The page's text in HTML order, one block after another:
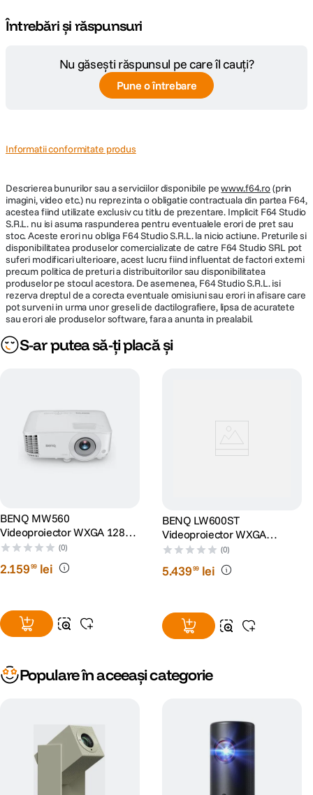
Fiti organizat, totul pe un singur
Întrebări și răspunsuri
Nu găsești răspunsul pe care îl cauți?
Pune o întrebare
Informatii conformitate produs
Descrierea bunurilor sau a serviciilor disponibile pewww.f64.ro(prin
imagini, video etc.) nu reprezinta o obligatie contractuala din partea F64,
acestea fiind utilizate exclusiv cu titlu de prezentare. Implicit F64 Studio
S.R.L. nu isi asuma raspunderea pentru eventualele erori de pret sau
stoc. Aceste erori nu obliga F64 Studio S.R.L. la nicio actiune. Preturile si
disponibilitatea produselor comercializate de catre F64 Studio SRL pot
suferi modificari ulterioare, acest lucru fiind influentat de factori externi
precum politica de preturi a distribuitorilor sau disponibilitatea
produselor pe stocul acestora. De asemenea, F64 Studio S.R.L. isi
rezerva dreptul de a corecta eventuale omisiuni sau erori in afisare care
pot surveni in urma unor greseli de dactilografiere, lipsa de acuratete
sau erori ale produselor software, fara a anunta in prealabil.
S-ar putea să-ți placă și
BENQ MW560
Videoproiector WXGA 1280 x
800 4000 ANSI lumeni DLP
(0)
2.15999 lei
BENQ LW600ST
Videoproiector WXGA
1280x800 2800 lumeni Boxe
10W Negru
(0)
5.43999 lei
Populare în aceeași categorie